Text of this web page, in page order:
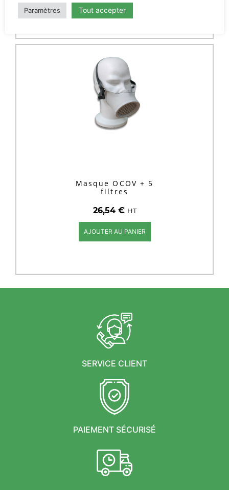
Masque OCOV + 5
filtres
26,54 € HT
AJOUTER AU PANIER
SERVICE CLIENT
PAIEMENT SÉCURISÉ
Paramètres Tout accepter